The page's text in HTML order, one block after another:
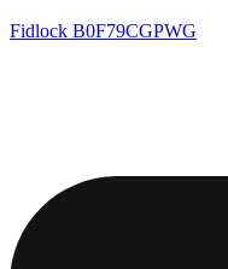
Fidlock B0F79CGPWG